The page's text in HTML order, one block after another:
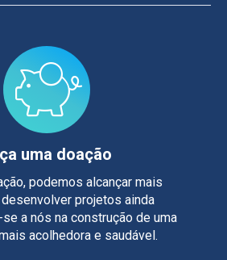
uma doação
podemos alcançar mais
projetos ainda
a nós na construção de uma
acolhedora e saudável.